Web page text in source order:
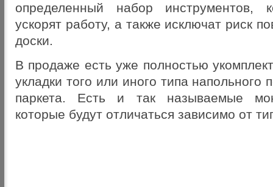
определенный набор инструментов,
ускорят работу, а также исключат риск
доски.
В продаже есть уже полностью
укладки того или иного типа напольного
паркета. Есть и так называемые
которые будут отличаться зависимо от